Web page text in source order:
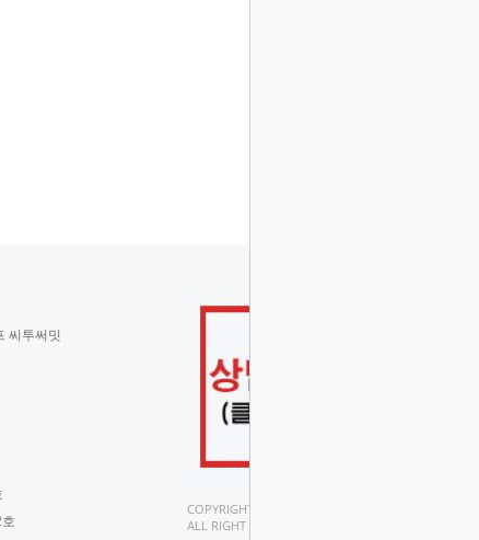
씨투써밋
COPYRIGHT(C).
ALL RIGHT RESERVED.